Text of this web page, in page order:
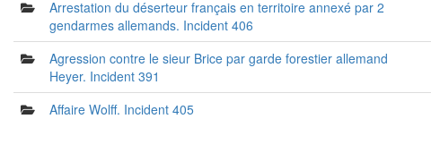
Arrestation du déserteur français en territoire annexé par 2
gendarmes allemands. Incident 406
Agression contre le sieur Brice par garde forestier allemand
Heyer. Incident 391
Affaire Wolff. Incident 405